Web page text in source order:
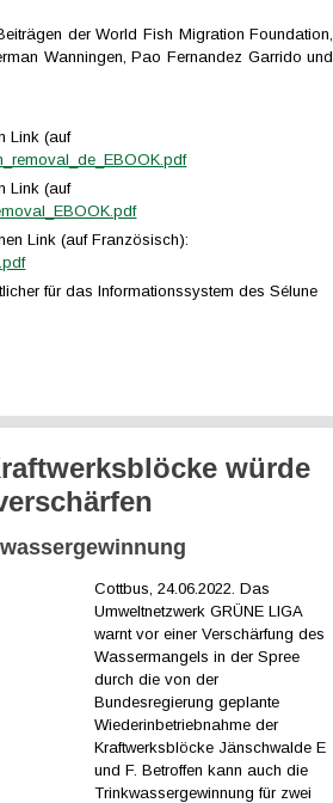
der World Fish Migration Foundation,
Wanningen, Pao Fernandez Garrido und
Link (auf
Link (auf
Link (auf Französisch):
für das Informationssystem des Sélune
würde
Cottbus, 24.06.2022. Das
Umweltnetzwerk GRÜNE LIGA
warnt vor einer Verschärfung des
Wassermangels in der Spree
durch die von der
Bundesregierung geplante
Wiederinbetriebnahme der
Kraftwerksblöcke Jänschwalde E
und F. Betroffen kann auch die
Trinkwassergewinnung für zwei